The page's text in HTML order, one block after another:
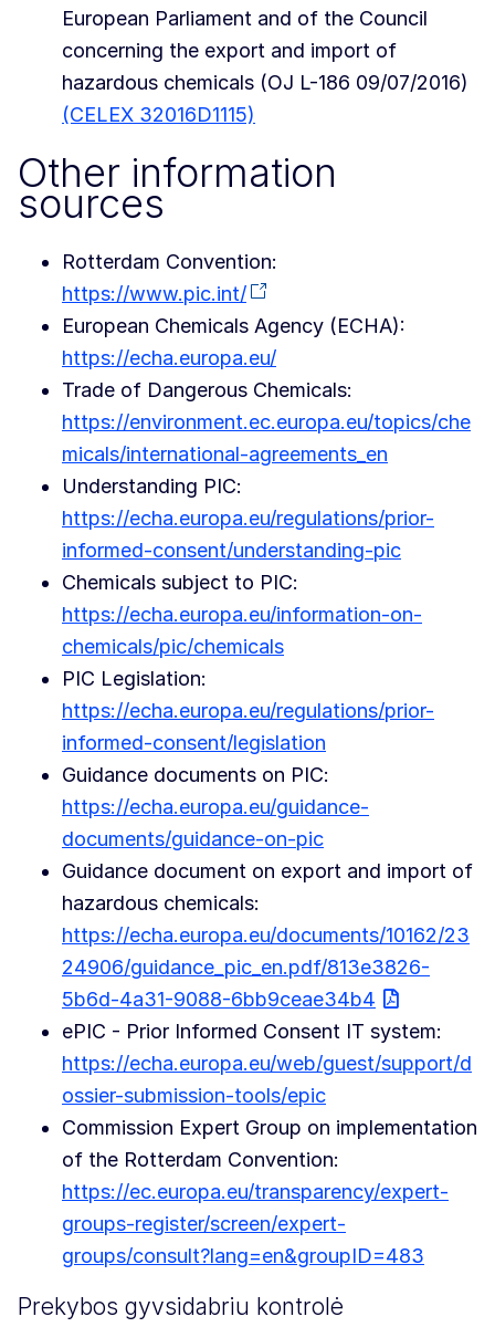
European Parliament and of the Council
concerning the export and import of
hazardous chemicals (OJ L-186 09/07/2016)
(CELEX 32016D1115)
Other information
sources
Rotterdam Convention:
https://www.pic.int/
European Chemicals Agency (ECHA):
https://echa.europa.eu/
Trade of Dangerous Chemicals:
https://environment.ec.europa.eu/topics/che
micals/international-agreements_en
Understanding PIC:
https://echa.europa.eu/regulations/prior-
informed-consent/understanding-pic
Chemicals subject to PIC:
https://echa.europa.eu/information-on-
chemicals/pic/chemicals
PIC Legislation:
https://echa.europa.eu/regulations/prior-
informed-consent/legislation
Guidance documents on PIC:
https://echa.europa.eu/guidance-
documents/guidance-on-pic
Guidance document on export and import of
hazardous chemicals:
https://echa.europa.eu/documents/10162/23
24906/guidance_pic_en.pdf/813e3826-
5b6d-4a31-9088-6bb9ceae34b4
ePIC - Prior Informed Consent IT system:
https://echa.europa.eu/web/guest/support/d
ossier-submission-tools/epic
Commission Expert Group on implementation
of the Rotterdam Convention:
https://ec.europa.eu/transparency/expert-
groups-register/screen/expert-
groups/consult?lang=en&groupID=483
Prekybos gyvsidabriu kontrolė